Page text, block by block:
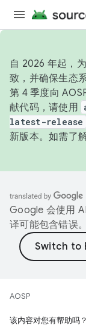
自 2026 年起，
致，并确保生态
第 4 季度向
献代码，请使用
latest-release
新版本。如需了
Google 会使用
译可能包含错误。
AOSP
该内容对您有帮助吗？